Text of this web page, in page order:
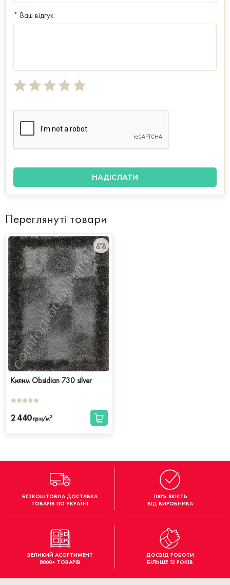
* Ваш відгук:
Переглянуті товари
Килим Obsidian 730 silver
2 440 грн/м2
БЕЗКОШТОВНА ДОСТАВКА
ТОВАРІВ ПО УКРАЇНІ
100% ЯКІСТЬ
ВІД ВИРОБНИКА
ВЕЛИКИЙ АСОРТИМЕНТ
8000+ ТОВАРІВ
ДОСВІД РОБОТИ
БІЛЬШЕ 12 РОКІВ